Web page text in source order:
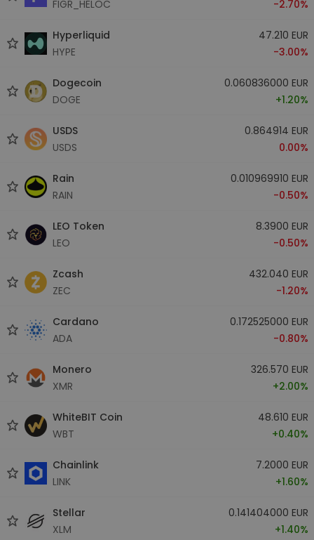
FIGR_HELOC
-2.70%
Hyperliquid
HYPE
47.210 EUR
-3.00%
Dogecoin
DOGE
0.060836000 EUR
+1.20%
USDS
USDS
0.864914 EUR
0.00%
Rain
RAIN
0.010969910 EUR
-0.50%
LEO Token
LEO
8.3900 EUR
-0.50%
Zcash
ZEC
432.040 EUR
-1.20%
Cardano
ADA
0.172525000 EUR
-0.80%
Monero
XMR
326.570 EUR
+2.00%
WhiteBIT Coin
WBT
48.610 EUR
+0.40%
Chainlink
LINK
7.2000 EUR
+1.60%
Stellar
XLM
0.141404000 EUR
+1.40%